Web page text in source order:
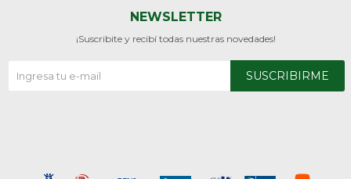
NEWSLETTER
¡Suscribite y recibí todas nuestras novedades!
SUSCRIBIRME